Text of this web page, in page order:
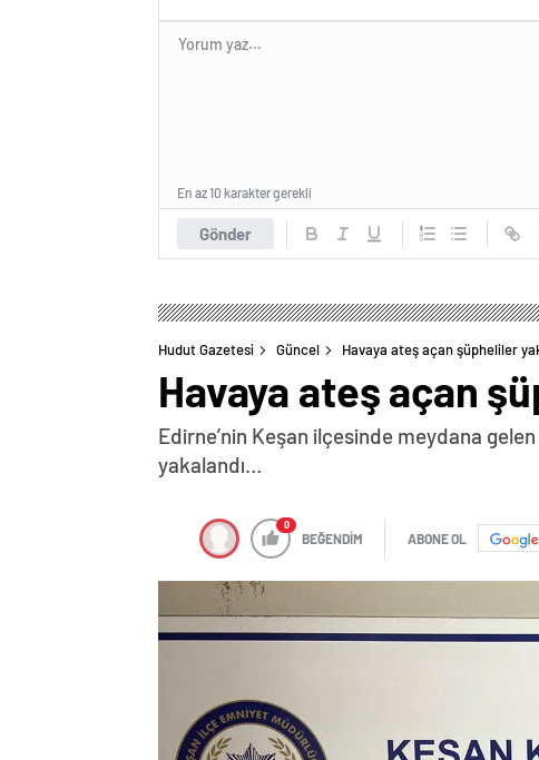
Gönder
En az 10 karakter gerekli
Hudut Gazetesi Güncel Havaya ateş açan şüpheliler
Havaya ateş açan
Edirne’nin Keşan ilçesinde meydana
yakalandı…
0
BEĞENDİM ABONE OL